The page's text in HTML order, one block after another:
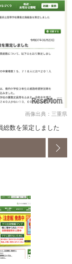
画像出典：三重県
総数を策定しました